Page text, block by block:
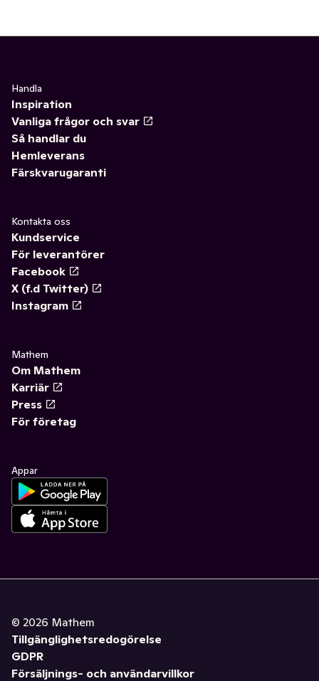
Handla
Inspiration
Vanliga frågor och svar
Så handlar du
Hemleverans
Färskvarugaranti
Kontakta oss
Kundservice
För leverantörer
Facebook
X (f.d Twitter)
Instagram
Mathem
Om Mathem
Karriär
Press
För företag
Appar
© 2026 Mathem
Tillgänglighetsredogörelse
GDPR
Försäljnings- och användarvillkor